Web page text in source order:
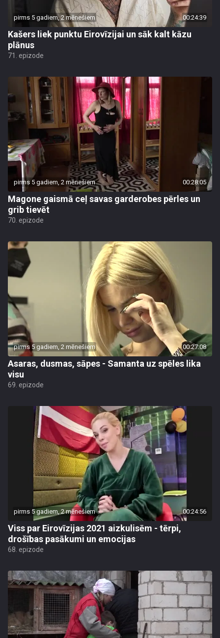
pirms 5 gadiem, 2 mēnešiem 00:24:39
Kašers liek punktu Eirovīzijai un sāk kalt kāzu
plānus
71. epizode
pirms 5 gadiem, 2 mēnešiem 00:28:05
Magone gaismā ceļ savas garderobes pērles un
grib tievēt
70. epizode
pirms 5 gadiem, 2 mēnešiem 00:27:08
Asaras, dusmas, sāpes - Samanta uz spēles lika
visu
69. epizode
pirms 5 gadiem, 2 mēnešiem 00:24:56
Viss par Eirovīzijas 2021 aizkulisēm - tērpi,
drošības pasākumi un emocijas
68. epizode